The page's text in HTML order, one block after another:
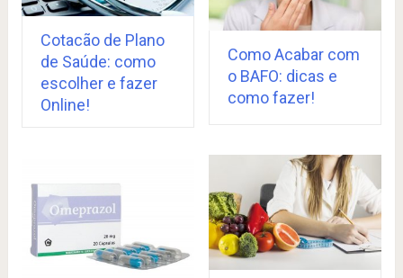
Cotacão de Plano
de Saúde: como
escolher e fazer
Online!
Como Acabar com
o BAFO: dicas e
como fazer!